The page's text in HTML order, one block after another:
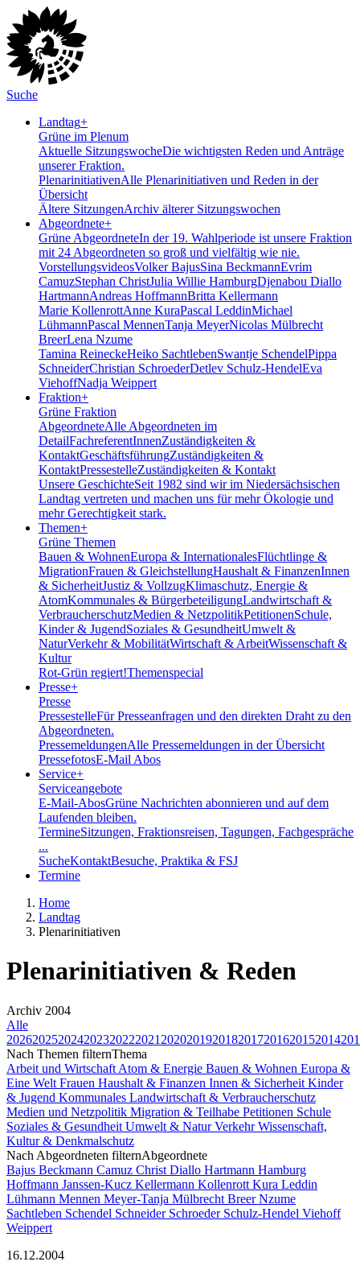
Suche
Landtag+
Grüne im Plenum
Aktuelle SitzungswocheDie wichtigsten Reden und Anträge
unserer Fraktion.
PlenarinitiativenAlle Plenarinitiativen und Reden in der
Übersicht
Ältere SitzungenArchiv älterer Sitzungswochen
Abgeordnete+
Grüne AbgeordneteIn der 19. Wahlperiode ist unsere Fraktion
mit 24 Abgeordneten so groß und vielfältig wie nie.
VorstellungsvideosVolker BajusSina BeckmannEvrim
CamuzStephan ChristJulia Willie HamburgDjenabou Diallo
HartmannAndreas HoffmannBritta Kellermann
Marie KollenrottAnne KuraPascal LeddinMichael
LühmannPascal MennenTanja MeyerNicolas Mülbrecht
BreerLena Nzume
Tamina ReineckeHeiko SachtlebenSwantje SchendelPippa
SchneiderChristian SchroederDetlev Schulz-HendelEva
ViehoffNadja Weippert
Fraktion+
Grüne Fraktion
AbgeordneteAlle Abgeordneten im
DetailFachreferentInnenZuständigkeiten &
KontaktGeschäftsführungZuständigkeiten &
KontaktPressestelleZuständigkeiten & Kontakt
Unsere GeschichteSeit 1982 sind wir im Nieder­sächsischen
Landtag vertreten und machen uns für mehr Ökologie und
mehr Gerechtigkeit stark.
Themen+
Grüne Themen
Bauen & WohnenEuropa & InternationalesFlüchtlinge &
MigrationFrauen & GleichstellungHaushalt & FinanzenInnen
& SicherheitJustiz & VollzugKlimaschutz, Energie &
AtomKommunales & BürgerbeteiligungLandwirtschaft &
VerbraucherschutzMedien & NetzpolitikPetitionenSchule,
Kinder & JugendSoziales & GesundheitUmwelt &
NaturVerkehr & MobilitätWirtschaft & ArbeitWissenschaft &
Kultur
Rot-Grün regiert!Themenspecial
Presse+
Presse
PressestelleFür Presseanfragen und den direkten Draht zu den
Abgeordneten.
PressemeldungenAlle Pressemeldungen in der Übersicht
PressefotosE-Mail Abos
Service+
Serviceangebote
E-Mail-AbosGrüne Nachrichten abonnieren und auf dem
Laufenden bleiben.
TermineSitzungen, Fraktionsreisen, Tagungen, Fachgespräche
...
SucheKontaktBesuche, Praktika & FSJ
Termine
Home
Landtag
Plenarinitiativen
Plenarinitiativen & Reden
Archiv 2004
Alle
202620252024202320222021 2020201920182017201620152014
Nach Themen filternThema
Arbeit und Wirtschaft Atom & Energie Bauen & Wohnen Europa &
Eine Welt Frauen Haushalt & Finanzen Innen & Sicherheit Kinder
& Jugend Kommunales Landwirtschaft & Verbraucherschutz
Medien und Netzpolitik Migration & Teilhabe Petitionen Schule
Soziales & Gesundheit Umwelt & NaturVerkehrWissenschaft,
Kultur & Denkmalschutz
Nach Abgeordneten filternAbgeordnete
Bajus Beckmann Camuz Christ Diallo Hartmann Hamburg
Hoffmann Janssen-Kucz Kellermann Kollenrott Kura Leddin
Lühmann Mennen Meyer-Tanja Mülbrecht BreerNzume
Sachtleben Schendel Schneider Schroeder Schulz-Hendel Viehoff
Weippert
16.12.2004